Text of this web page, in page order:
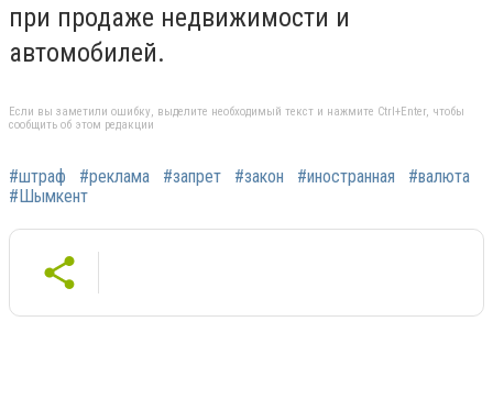
при продаже недвижимости и
автомобилей.
Если вы заметили ошибку, выделите необходимый текст и нажмите Ctrl+Enter, чтобы
сообщить об этом редакции
#штраф #реклама #запрет #закон #иностранная
#валюта
#Шымкент